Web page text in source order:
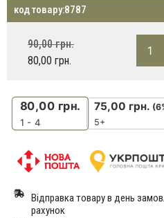
код товару:8787
90,00грн.
80,00 грн.
80,00 грн.
1 - 4
75,00 грн.
5+
Відправка товару в день
рахунок